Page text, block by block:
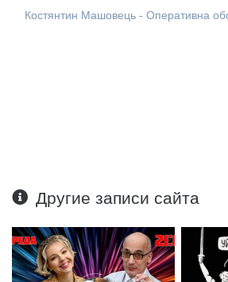
Костянтин Машовець - Оперативна
Другие записи сайта